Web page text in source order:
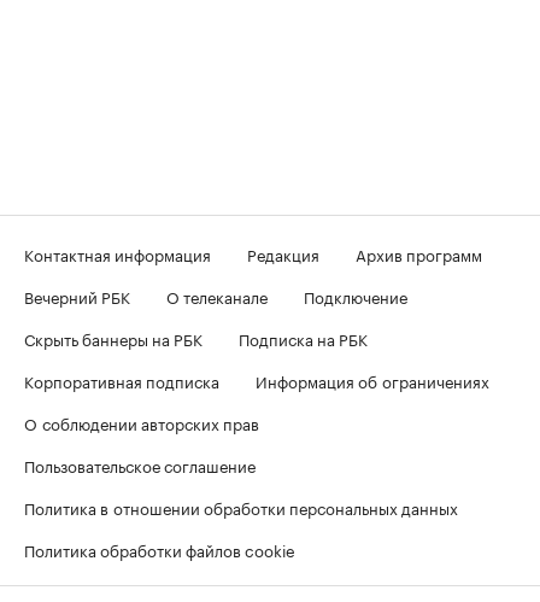
Контактная информация Редакция
Архив программ
Вечерний РБК
О телеканале
Подключение
Скрыть баннеры на РБК
Подписка на РБК
Корпоративная подписка
Информация об ограничениях
О соблюдении авторских прав
Пользовательское соглашение
Политика в отношении обработки персональных данных
Политика обработки файлов cookie